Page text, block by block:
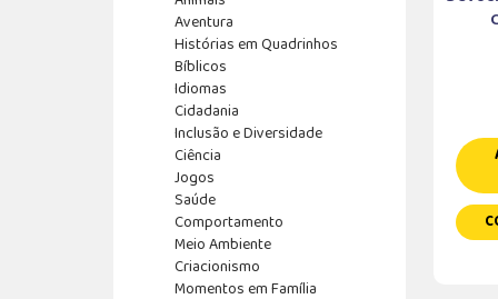
Aventura
Histórias em Quadrinhos
Bíblicos
Idiomas
Cidadania
Inclusão e Diversidade
Ciência
Jogos
Saúde
Comportamento
Meio Ambiente
Criacionismo
Momentos em Família